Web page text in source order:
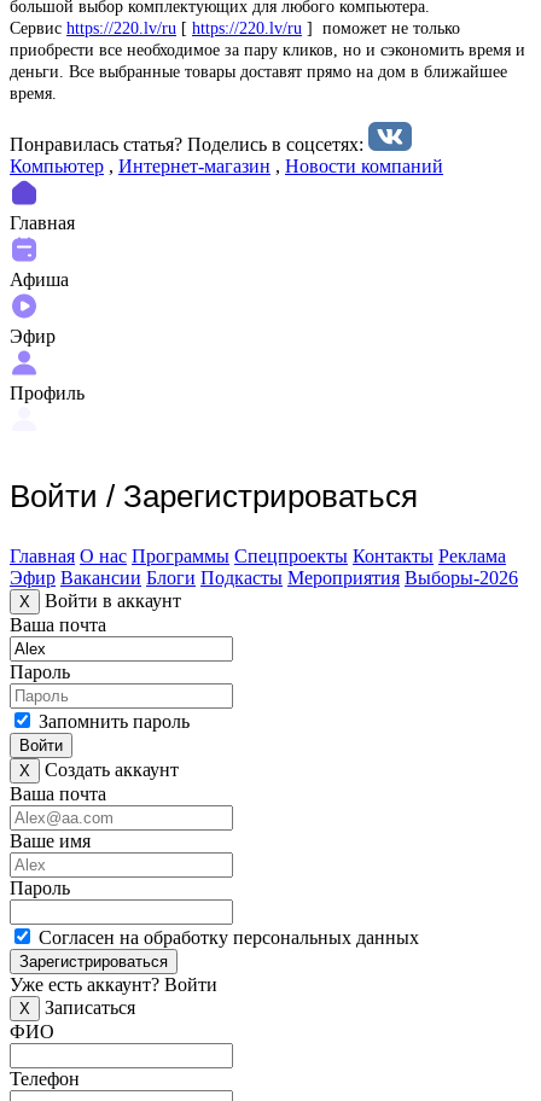
большой выбор комплектующих для любого компьютера.
Сервис https://220.lv/ru [ https://220.lv/ru ] поможет не только
приобрести все необходимое за пару кликов, но и сэкономить время и
деньги. Все выбранные товары доставят прямо на дом в ближайшее
время.
Понравилась статья? Поделиcь в соцсетях:
Компьютер , Интернет-магазин , Новости компаний
Главная
Афиша
Эфир
Профиль
Войти / Зарегистрироваться
Главная О нас Программы Спецпроекты Контакты Реклама
Эфир Вакансии Блоги Подкасты Мероприятия Выборы-2026
X
Войти в аккаунт
Ваша почта
Пароль
Запомнить пароль
Войти
X
Создать аккаунт
Ваша почта
Ваше имя
Пароль
Согласен на обработку персональных данных
Зарегистрироваться
Уже есть аккаунт? Войти
X
Записаться
ФИО
Телефон